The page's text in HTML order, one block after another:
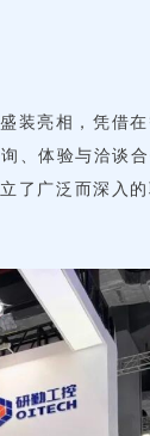
亮相，凭借
、体验与洽谈
了广泛而深入